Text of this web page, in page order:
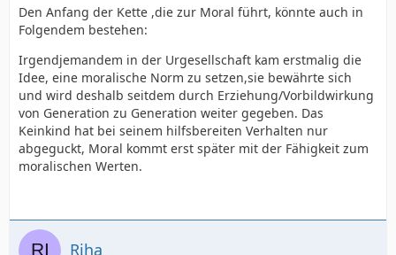
Den Anfang der Kette ,die zur Moral führt, könnte auch in
Folgendem bestehen:
Irgendjemandem in der Urgesellschaft kam erstmalig die
Idee, eine moralische Norm zu setzen,sie bewährte sich
und wird deshalb seitdem durch Erziehung/Vorbildwirkung
von Generation zu Generation weiter gegeben. Das
Keinkind hat bei seinem hilfsbereiten Verhalten nur
abgeguckt, Moral kommt erst später mit der Fähigkeit zum
moralischen Werten.
Riha